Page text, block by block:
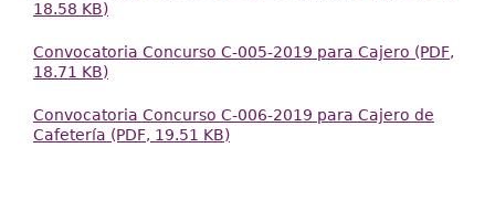
18.58 KB)
Convocatoria Concurso C-005-2019 para Cajero (PDF,
18.71 KB)
Convocatoria Concurso C-006-2019 para Cajero de
Cafetería (PDF, 19.51 KB)